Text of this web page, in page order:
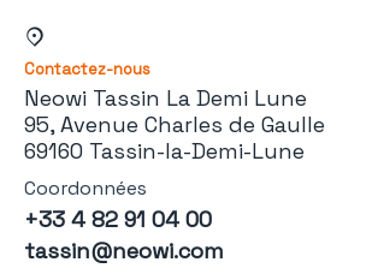
Contactez-nous
Neowi Tassin La Demi Lune
95, Avenue Charles de Gaulle
69160 Tassin-la-Demi-Lune
Coordonnées
+33 4 82 91 04 00
tassin@neowi.com